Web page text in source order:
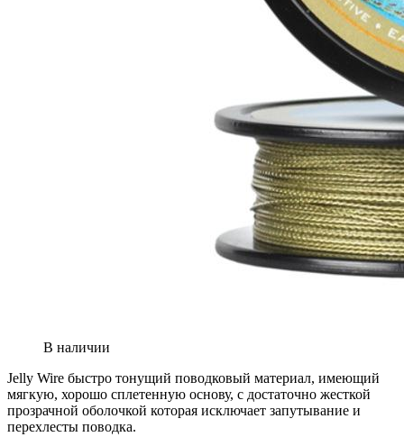
В наличии
Jelly Wire быстро тонущий поводковый материал, имеющий
мягкую, хорошо сплетенную основу, с достаточно жесткой
прозрачной оболочкой которая исключает запутывание и
перехлесты поводка.